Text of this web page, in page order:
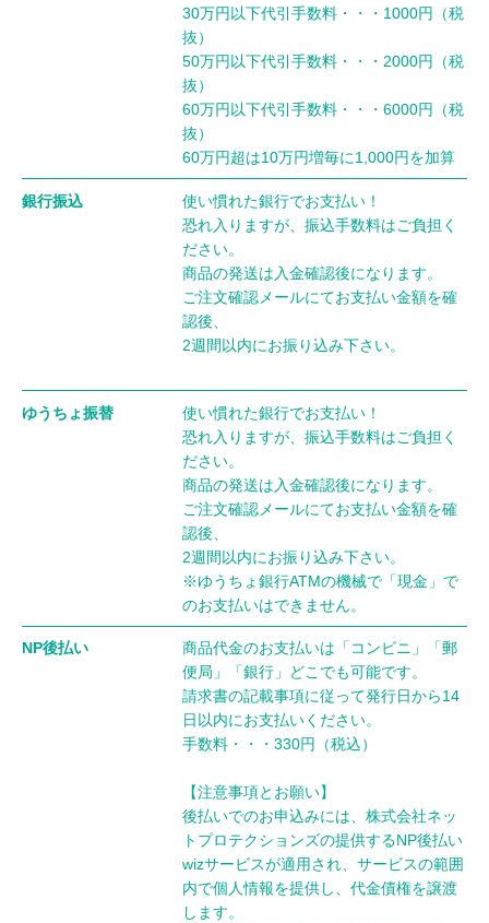
30万円以下代引手数料・・・1000円（税
抜）
50万円以下代引手数料・・・2000円（税
抜）
60万円以下代引手数料・・・6000円（税
抜）
60万円超は10万円増毎に1,000円を加算
銀行振込
使い慣れた銀行でお支払い！
恐れ入りますが、振込手数料はご負担く
ださい。
商品の発送は入金確認後になります。
ご注文確認メールにてお支払い金額を確
認後、
2週間以内にお振り込み下さい。
ゆうちょ振替
使い慣れた銀行でお支払い！
恐れ入りますが、振込手数料はご負担く
ださい。
商品の発送は入金確認後になります。
ご注文確認メールにてお支払い金額を確
認後、
2週間以内にお振り込み下さい。
※ゆうちょ銀行ATMの機械で「現金」で
のお支払いはできません。
NP後払い
商品代金のお支払いは「コンビニ」「郵
便局」「銀行」どこでも可能です。
請求書の記載事項に従って発行日から14
日以内にお支払いください。
手数料・・・330円（税込）
【注意事項とお願い】
後払いでのお申込みには、株式会社ネッ
トプロテクションズの提供するNP後払い
wizサービスが適用され、サービスの範囲
内で個人情報を提供し、代金債権を譲渡
します。